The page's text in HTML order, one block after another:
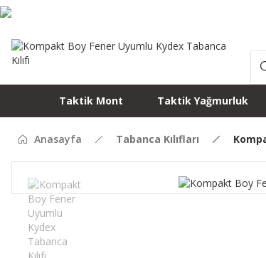
Taktik Mont Taktik Yağmurluk
Anasayfa Tabanca Kılıfları